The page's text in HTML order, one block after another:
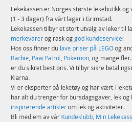
Lekekassen er Norges største lekebutikk
(1 - 3 dager) fra vårt lager i Grimstad.
Lekekassen tilbyr et stort utvalg av leker til
merkevarerog rask oggod kundeservice!
Hos oss finner du lave priser på LEGOog
Barbie, Paw Patrol, Pokemon, og mange
er du sikret best pris. Vi tilbyr sikre
Klarna.
Vi er eksperter på leketøy og har vært i
har alt du trenger for bursdagsgaver, lek
inspirerende artiklerom lek og aktiviteter.
Bli medlem av vår Kundeklubb, Min